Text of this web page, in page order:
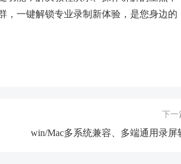
，一键解锁专业录制新体验，是您身边的
下一
win/Mac多系统兼容、多端通用录屏